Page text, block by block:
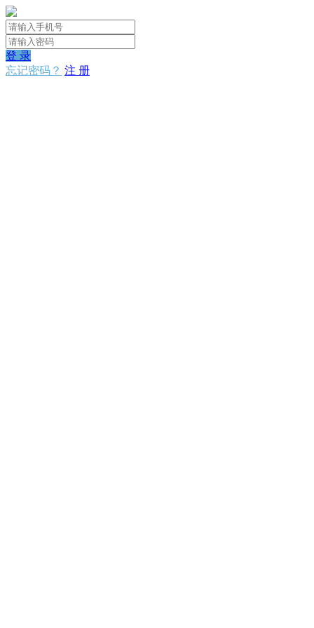
登 录
忘记密码？ 注 册